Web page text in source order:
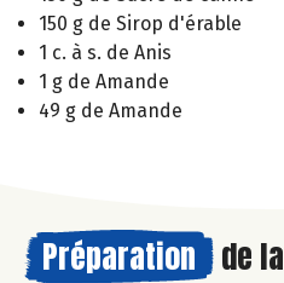
150 g de Sirop d'érable
1 c. à s. de Anis
1 g de Amande
49 g de Amande
Préparation de la